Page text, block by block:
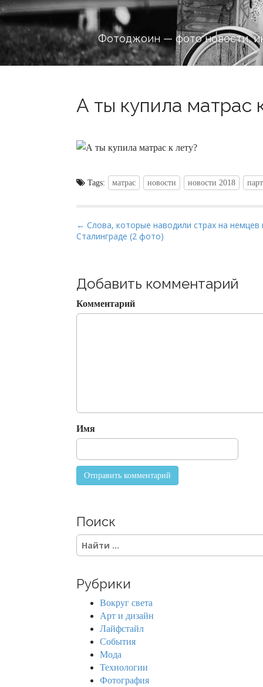
Фотоджоин — фото новости,
А ты купила матрас
Tags: матрас новости новости 2018
P
o
n
a
v
o
n
← Слова, которые наводили страх на немцев
Сталинграде (2 фото)
Добавить комментарий
Комментарий
Имя
Поиск
S
e
c
Рубрики
Вокруг света
Арт и дизайн
Лайфстайл
События
Мода
Технологии
Фотография